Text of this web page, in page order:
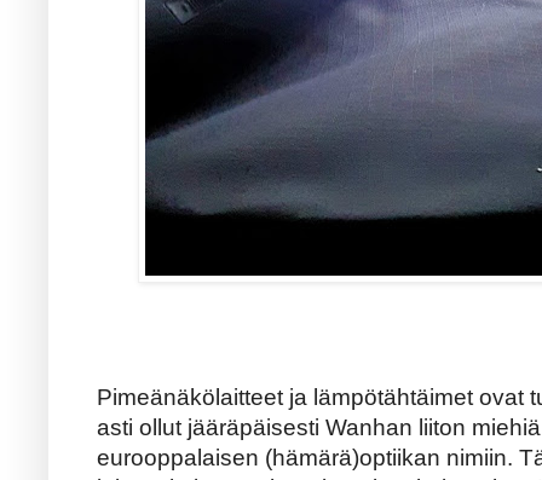
Pimeänäkölaitteet ja lämpötähtäimet ovat
asti ollut jääräpäisesti Wanhan liiton
eurooppalaisen (hämärä)optiikan nimiin.